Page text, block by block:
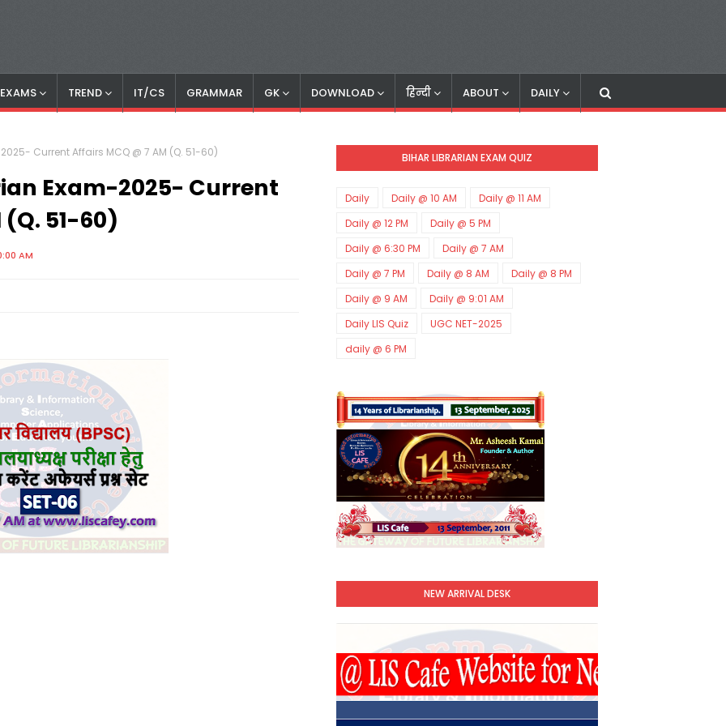
TREND IT/CS GRAMMAR GK DOWNLOAD हिन्दी ABOUT DAILY
Current Affairs MCQ @ 7 AM (Q. 51-60)
Exam-2025- Current
51-60)
AM
BIHAR LIBRARIAN EXAM QUIZ
Daily Daily @ 10 AM
Daily @ 11 AM
Daily @ 12 PM
Daily @ 5 PM
Daily @ 6:30 PM
Daily @ 7 AM
Daily @ 7 PM
Daily @ 8 AM
Daily @ 8 PM
Daily @ 9 AM
Daily @ 9:01 AM
Daily LIS Quiz
UGC NET-2025
daily @ 6 PM
NEW ARRIVAL DESK